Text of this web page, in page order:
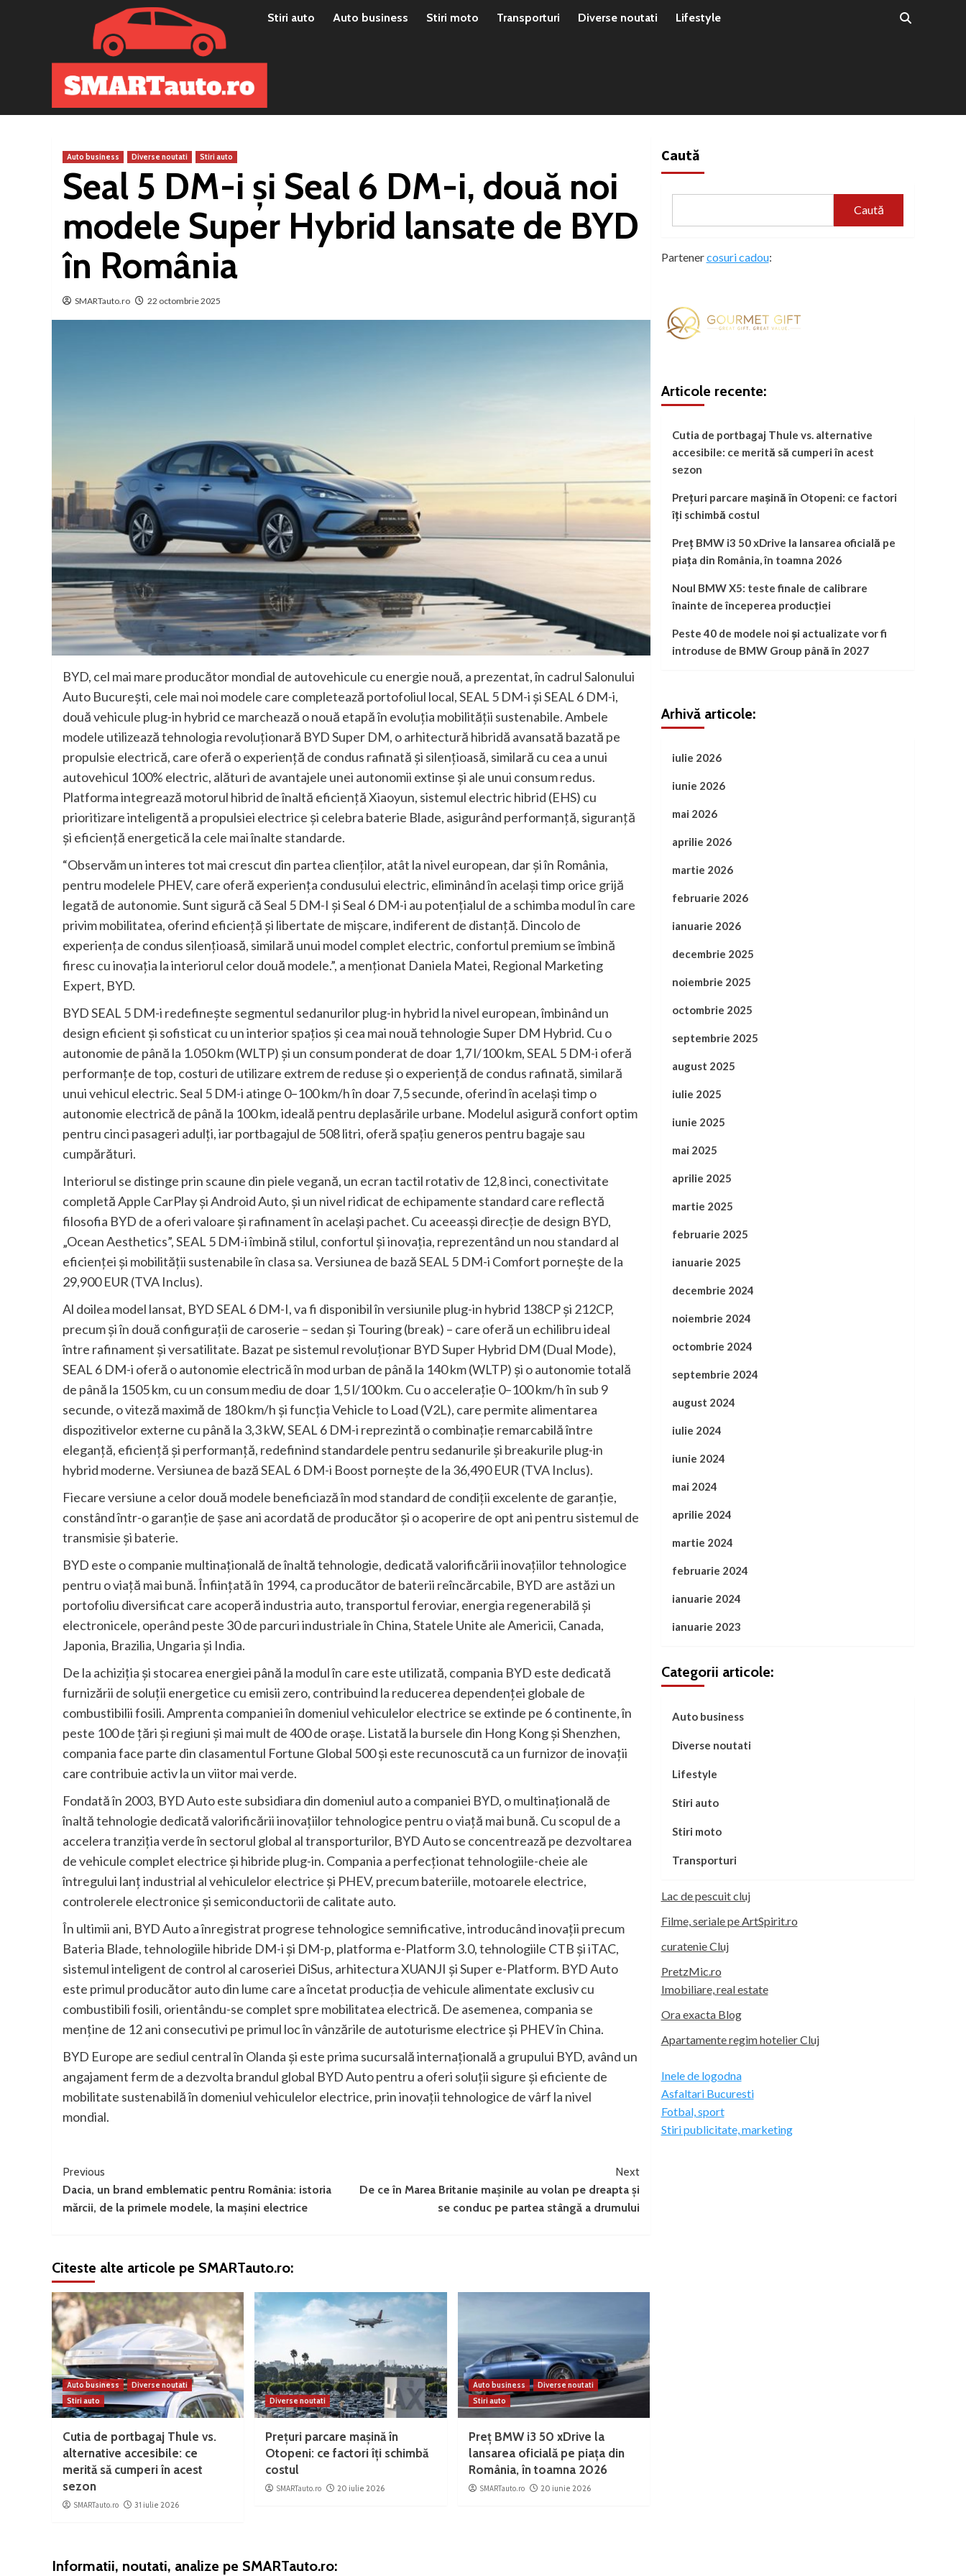
Stiri auto Auto business Stiri moto Transporturi Diverse noutati Lifestyle
Auto business Diverse noutati Stiri auto
Seal 5 DM-i și Seal 6 DM-i, două noi
modele Super Hybrid lansate de BYD
în România
SMARTauto.ro 22 octombrie 2025
BYD, cel mai mare producător mondial de autovehicule cu energie nouă, a prezentat, în cadrul Salonului
Auto București, cele mai noi modele care completează portofoliul local, SEAL 5 DM-i și SEAL 6 DM-i,
două vehicule plug-in hybrid ce marchează o nouă etapă în evoluția mobilității sustenabile. Ambele
modele utilizează tehnologia revoluționară BYD Super DM, o arhitectură hibridă avansată bazată pe
propulsie electrică, care oferă o experiență de condus rafinată și silențioasă, similară cu cea a unui
autovehicul 100% electric, alături de avantajele unei autonomii extinse și ale unui consum redus.
Platforma integrează motorul hibrid de înaltă eficiență Xiaoyun, sistemul electric hibrid (EHS) cu
prioritizare inteligentă a propulsiei electrice și celebra baterie Blade, asigurând performanță, siguranță
și eficiență energetică la cele mai înalte standarde.
“Observăm un interes tot mai crescut din partea clienților, atât la nivel european, dar și în România,
pentru modelele PHEV, care oferă experiența condusului electric, eliminând în același timp orice grijă
legată de autonomie. Sunt sigură că Seal 5 DM-I și Seal 6 DM-i au potențialul de a schimba modul în care
privim mobilitatea, oferind eficiență și libertate de mișcare, indiferent de distanță. Dincolo de
experiența de condus silențioasă, similară unui model complet electric, confortul premium se îmbină
firesc cu inovația la interiorul celor două modele.”, a menționat Daniela Matei, Regional Marketing
Expert, BYD.
BYD SEAL 5 DM-i redefinește segmentul sedanurilor plug-in hybrid la nivel european, îmbinând un
design eficient și sofisticat cu un interior spațios și cea mai nouă tehnologie Super DM Hybrid. Cu o
autonomie de până la 1.050 km (WLTP) și un consum ponderat de doar 1,7 l/100 km, SEAL 5 DM-i oferă
performanțe de top, costuri de utilizare extrem de reduse și o experiență de condus rafinată, similară
unui vehicul electric. Seal 5 DM-i atinge 0–100 km/h în doar 7,5 secunde, oferind în același timp o
autonomie electrică de până la 100 km, ideală pentru deplasările urbane. Modelul asigură confort optim
pentru cinci pasageri adulți, iar portbagajul de 508 litri, oferă spațiu generos pentru bagaje sau
cumpărături.
Interiorul se distinge prin scaune din piele vegană, un ecran tactil rotativ de 12,8 inci, conectivitate
completă Apple CarPlay și Android Auto, și un nivel ridicat de echipamente standard care reflectă
filosofia BYD de a oferi valoare și rafinament în același pachet. Cu aceeasși direcție de design BYD,
„Ocean Aesthetics”, SEAL 5 DM-i îmbină stilul, confortul și inovația, reprezentând un nou standard al
eficienței și mobilității sustenabile în clasa sa. Versiunea de bază SEAL 5 DM-i Comfort pornește de la
29,900 EUR (TVA Inclus).
Al doilea model lansat, BYD SEAL 6 DM-I, va fi disponibil în versiunile plug-in hybrid 138CP și 212CP,
precum și în două configurații de caroserie – sedan și Touring (break) – care oferă un echilibru ideal
între rafinament și versatilitate. Bazat pe sistemul revoluționar BYD Super Hybrid DM (Dual Mode),
SEAL 6 DM-i oferă o autonomie electrică în mod urban de până la 140 km (WLTP) și o autonomie totală
de până la 1505 km, cu un consum mediu de doar 1,5 l/100 km. Cu o accelerație 0–100 km/h în sub 9
secunde, o viteză maximă de 180 km/h și funcția Vehicle to Load (V2L), care permite alimentarea
dispozitivelor externe cu până la 3,3 kW, SEAL 6 DM-i reprezintă o combinație remarcabilă între
eleganță, eficiență și performanță, redefinind standardele pentru sedanurile și breakurile plug-in
hybrid moderne. Versiunea de bază SEAL 6 DM-i Boost pornește de la 36,490 EUR (TVA Inclus).
Fiecare versiune a celor două modele beneficiază în mod standard de condiții excelente de garanție,
constând într-o garanție de șase ani acordată de producător și o acoperire de opt ani pentru sistemul de
transmisie și baterie.
BYD este o companie multinațională de înaltă tehnologie, dedicată valorificării inovațiilor tehnologice
pentru o viață mai bună. Înființată în 1994, ca producător de baterii reîncărcabile, BYD are astăzi un
portofoliu diversificat care acoperă industria auto, transportul feroviar, energia regenerabilă și
electronicele, operând peste 30 de parcuri industriale în China, Statele Unite ale Americii, Canada,
Japonia, Brazilia, Ungaria și India.
De la achiziția și stocarea energiei până la modul în care este utilizată, compania BYD este dedicată
furnizării de soluții energetice cu emisii zero, contribuind la reducerea dependenței globale de
combustibilii fosili. Amprenta companiei în domeniul vehiculelor electrice se extinde pe 6 continente, în
peste 100 de țări și regiuni și mai mult de 400 de orașe. Listată la bursele din Hong Kong și Shenzhen,
compania face parte din clasamentul Fortune Global 500 și este recunoscută ca un furnizor de inovații
care contribuie activ la un viitor mai verde.
Fondată în 2003, BYD Auto este subsidiara din domeniul auto a companiei BYD, o multinațională de
înaltă tehnologie dedicată valorificării inovațiilor tehnologice pentru o viață mai bună. Cu scopul de a
accelera tranziția verde în sectorul global al transporturilor, BYD Auto se concentrează pe dezvoltarea
de vehicule complet electrice și hibride plug-in. Compania a perfecționat tehnologiile-cheie ale
întregului lanț industrial al vehiculelor electrice și PHEV, precum bateriile, motoarele electrice,
controlerele electronice și semiconductorii de calitate auto.
În ultimii ani, BYD Auto a înregistrat progrese tehnologice semnificative, introducând inovații precum
Bateria Blade, tehnologiile hibride DM-i și DM-p, platforma e-Platform 3.0, tehnologiile CTB și iTAC,
sistemul inteligent de control al caroseriei DiSus, arhitectura XUANJI și Super e-Platform. BYD Auto
este primul producător auto din lume care a încetat producția de vehicule alimentate exclusiv cu
combustibili fosili, orientându-se complet spre mobilitatea electrică. De asemenea, compania se
menține de 12 ani consecutivi pe primul loc în vânzările de autoturisme electrice și PHEV în China.
BYD Europe are sediul central în Olanda și este prima sucursală internațională a grupului BYD, având un
angajament ferm de a dezvolta brandul global BYD Auto pentru a oferi soluții sigure și eficiente de
mobilitate sustenabilă în domeniul vehiculelor electrice, prin inovații tehnologice de vârf la nivel
mondial.
Continue
Reading
Previous
Dacia, un brand emblematic pentru România: istoria
mărcii, de la primele modele, la mașini electrice
Next
De ce în Marea Britanie mașinile au volan pe dreapta și
se conduc pe partea stângă a drumului
Citeste alte articole pe SMARTauto.ro:
Auto business
Diverse noutati
Stiri auto
Cutia de portbagaj Thule vs.
alternative accesibile: ce
merită să cumperi în acest
sezon
SMARTauto.ro 31 iulie 2026
Diverse noutati
Prețuri parcare mașină în
Otopeni: ce factori îți schimbă
costul
SMARTauto.ro 20 iulie 2026
Auto business
Diverse noutati
Stiri auto
Preț BMW i3 50 xDrive la
lansarea oficială pe piața din
România, în toamna 2026
SMARTauto.ro 20 iunie 2026
Caută
Caută
Partenercosuri cadou:
Articole recente:
Cutia de portbagaj Thule vs. alternative
accesibile: ce merită să cumperi în acest
sezon
Prețuri parcare mașină în Otopeni: ce factori
îți schimbă costul
Preț BMW i3 50 xDrive la lansarea oficială pe
piața din România, în toamna 2026
Noul BMW X5: teste finale de calibrare
înainte de începerea producției
Peste 40 de modele noi și actualizate vor fi
introduse de BMW Group până în 2027
Arhivă articole:
iulie 2026
iunie 2026
mai 2026
aprilie 2026
martie 2026
februarie 2026
ianuarie 2026
decembrie 2025
noiembrie 2025
octombrie 2025
septembrie 2025
august 2025
iulie 2025
iunie 2025
mai 2025
aprilie 2025
martie 2025
februarie 2025
ianuarie 2025
decembrie 2024
noiembrie 2024
octombrie 2024
septembrie 2024
august 2024
iulie 2024
iunie 2024
mai 2024
aprilie 2024
martie 2024
februarie 2024
ianuarie 2024
ianuarie 2023
Categorii articole:
Auto business
Diverse noutati
Lifestyle
Stiri auto
Stiri moto
Transporturi
Lac de pescuit cluj
Filme, seriale pe ArtSpirit.ro
curatenie Cluj
PretzMic.ro
Imobiliare, real estate
Ora exacta Blog
Apartamente regim hotelier Cluj
Inele de logodna
Asfaltari Bucuresti
Fotbal, sport
Stiri publicitate, marketing
Informatii, noutati, analize pe SMARTauto.ro: